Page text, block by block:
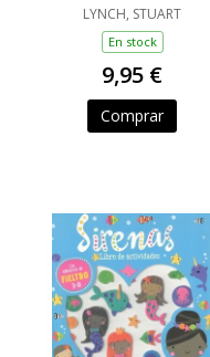
LYNCH, STUART
En stock
9,95 €
Comprar